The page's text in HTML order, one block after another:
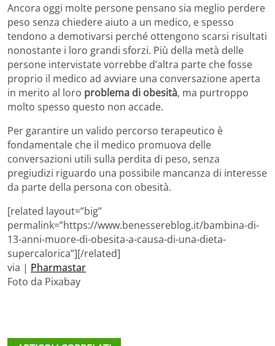
Ancora oggi molte persone pensano sia meglio perdere
peso senza chiedere aiuto a un medico, e spesso
tendono a demotivarsi perché ottengono scarsi risultati
nonostante i loro grandi sforzi. Più della metà delle
persone intervistate vorrebbe d’altra parte che fosse
proprio il medico ad avviare una conversazione aperta
in merito al loro problema di obesità, ma purtroppo
molto spesso questo non accade.
Per garantire un valido percorso terapeutico è
fondamentale che il medico promuova delle
conversazioni utili sulla perdita di peso, senza
pregiudizi riguardo una possibile mancanza di interesse
da parte della persona con obesità.
[related layout=”big”
permalink=”https://www.benessereblog.it/bambina-di-
13-anni-muore-di-obesita-a-causa-di-una-dieta-
supercalorica”][/related]
via | Pharmastar
Foto da Pixabay